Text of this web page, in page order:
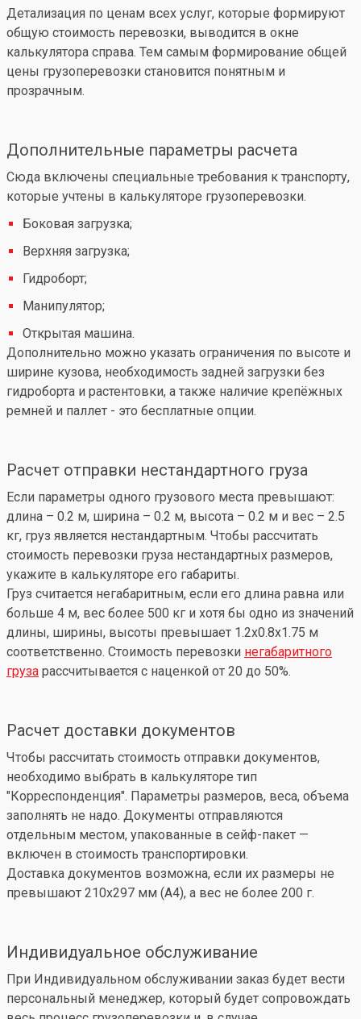
Детализация по ценам всех услуг, которые формируют
общую стоимость перевозки, выводится в окне
калькулятора справа. Тем самым формирование общей
цены грузоперевозки становится понятным и
прозрачным.
Дополнительные параметры расчета
Сюда включены специальные требования к транспорту,
которые учтены в калькуляторе грузоперевозки.
Боковая загрузка;
Верхняя загрузка;
Гидроборт;
Манипулятор;
Открытая машина.
Дополнительно можно указать ограничения по высоте и
ширине кузова, необходимость задней загрузки без
гидроборта и растентовки, а также наличие крепёжных
ремней и паллет - это бесплатные опции.
Расчет отправки нестандартного груза
Если параметры одного грузового места превышают:
длина – 0.2 м, ширина – 0.2 м, высота – 0.2 м и вес – 2.5
кг, груз является нестандартным. Чтобы рассчитать
стоимость перевозки груза нестандартных размеров,
укажите в калькуляторе его габариты.
Груз считается негабаритным, если его длина равна или
больше 4 м, вес более 500 кг и хотя бы одно из значений
длины, ширины, высоты превышает 1.2x0.8x1.75 м
соответственно. Стоимость перевозки негабаритного
груза рассчитывается с наценкой от 20 до 50%.
Расчет доставки документов
Чтобы рассчитать стоимость отправки документов,
необходимо выбрать в калькуляторе тип
"Корреспонденция". Параметры размеров, веса, объема
заполнять не надо. Документы отправляются
отдельным местом, упакованные в сейф-пакет —
включен в стоимость транспортировки.
Доставка документов возможна, если их размеры не
превышают 210x297 мм (А4), а вес не более 200 г.
Индивидуальное обслуживание
При Индивидуальном обслуживании заказ будет вести
персональный менеджер, который будет сопровождать